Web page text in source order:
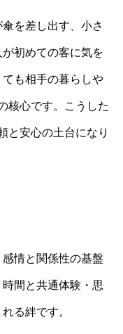
を差し出す、小さ
初めての客に気を
も相手の暮らしや
核心です。こうした
と安心の土台になり
情と関係性の基盤
間と共通体験・思
る絆です。